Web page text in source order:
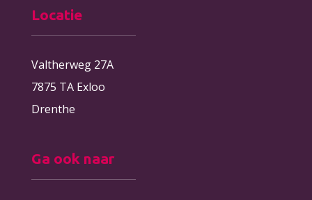
Locatie
Valtherweg 27A
7875 TA Exloo
Drenthe
Ga ook naar